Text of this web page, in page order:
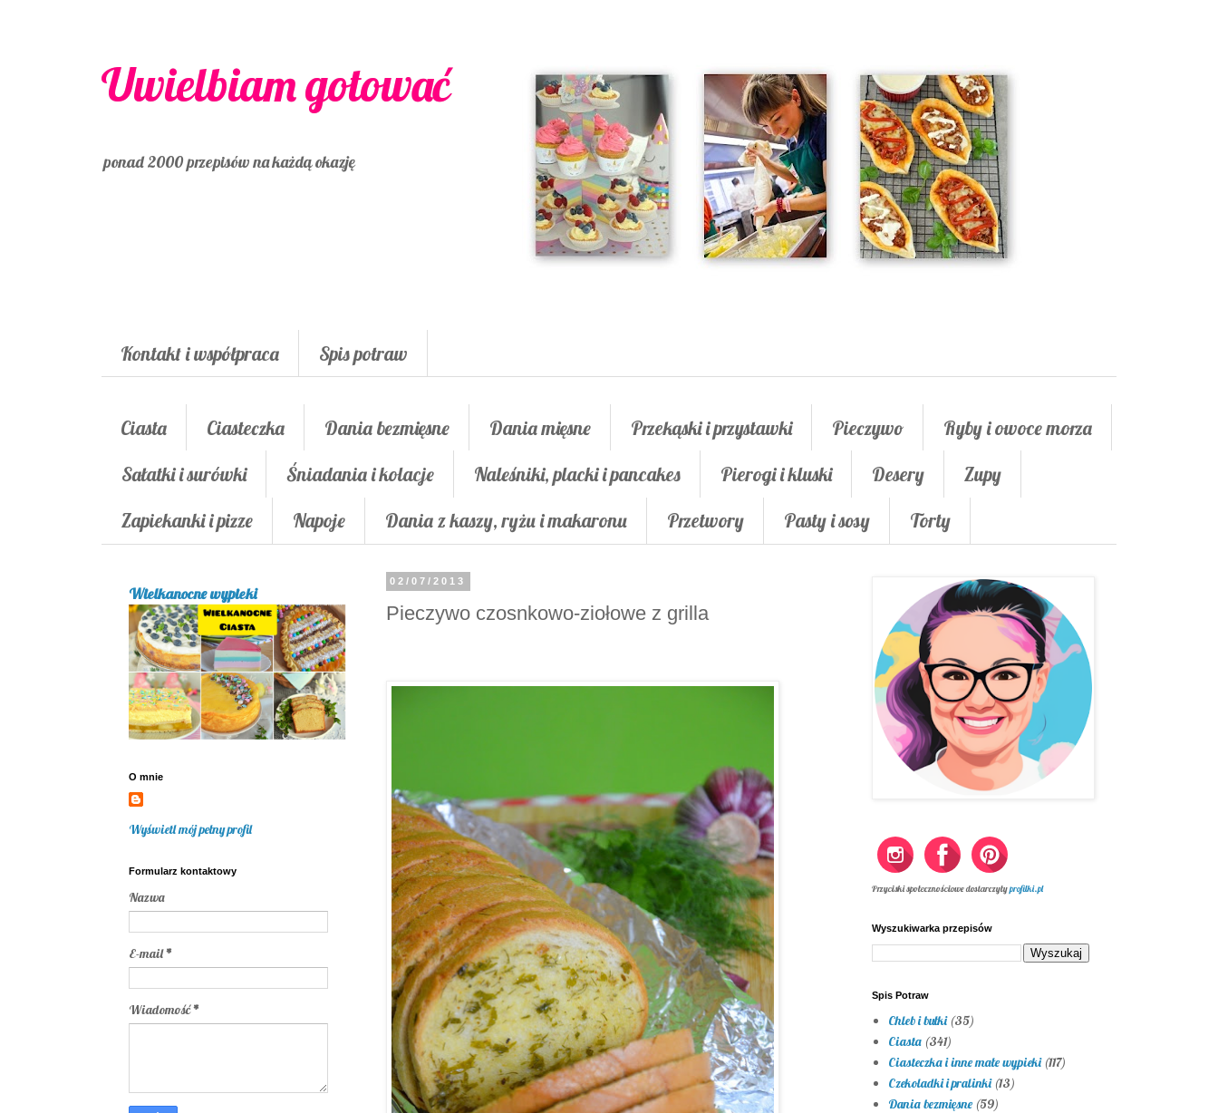
Uwielbiam gotować
ponad 2000 przepisów na każdą okazję
Kontakt i współpraca Spis potraw
Ciasta Ciasteczka Dania bezmięsne Dania mięsne Przekąski i przystawki Pieczywo
Ryby i owoce morza
Sałatki i surówki
Śniadania i kolacje Naleśniki, placki i pancakes Pierogi i kluski Desery
Zupy
Zapiekanki i pizze
Napoje Dania z kaszy, ryżu i makaronu Przetwory Pasty i sosy Torty
02/07/2013
Pieczywo czosnkowo-ziołowe z grilla
Wielkanocne wypieki
O mnie
Wyświetl mój pełny profil
Formularz kontaktowy
Nazwa
E-mail*
Wiadomość*
Przyciski społecznościowe dostarczyłyprofilki.pl
Wyszukiwarka przepisów
Spis Potraw
Chleb i bułki (35)
Ciasta (341)
Ciasteczka i inne małe wypieki (117)
Czekoladki i pralinki (13)
Dania bezmięsne (59)